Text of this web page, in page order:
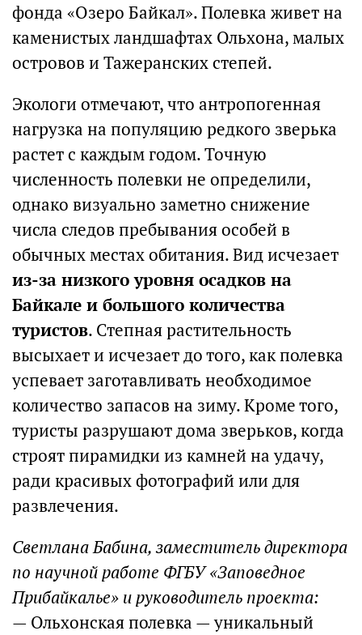
фонда «Озеро Байкал». Полевка живет на
каменистых ландшафтах Ольхона, малых
островов и Тажеранских степей.
Экологи отмечают, что антропогенная
нагрузка на популяцию редкого зверька
растет с каждым годом. Точную
численность полевки не определили,
однако визуально заметно снижение
числа следов пребывания особей в
обычных местах обитания. Вид исчезает
из-за низкого уровня осадков на
Байкале и большого количества
туристов. Степная растительность
высыхает и исчезает до того, как полевка
успевает заготавливать необходимое
количество запасов на зиму. Кроме того,
туристы разрушают дома зверьков, когда
строят пирамидки из камней на удачу,
ради красивых фотографий или для
развлечения.
Светлана Бабина, заместитель директора
по научной работе ФГБУ «Заповедное
Прибайкалье» и руководитель проекта:
— Ольхонская полевка — уникальный